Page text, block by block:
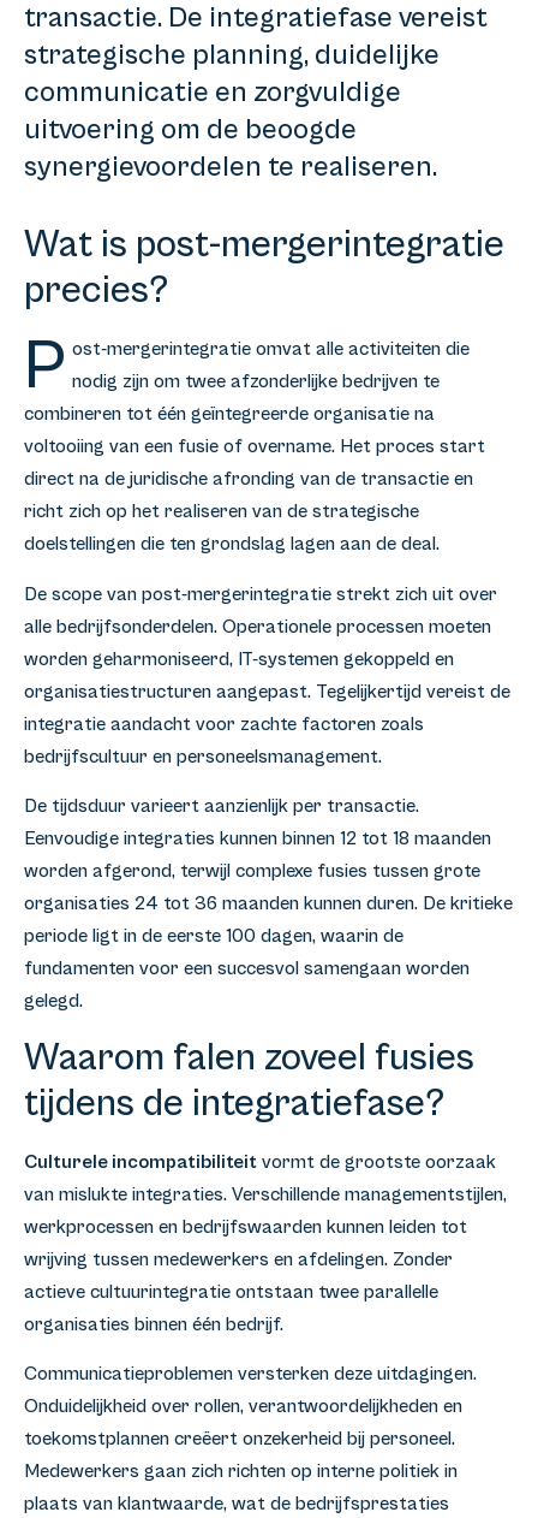
transactie. De integratiefase vereist
strategische planning, duidelijke
communicatie en zorgvuldige
uitvoering om de beoogde
synergievoordelen te realiseren.
Wat is post-mergerintegratie
precies?
P ost-mergerintegratie omvat alle activiteiten die
nodig zijn om twee afzonderlijke bedrijven te
combineren tot één geïntegreerde organisatie na
voltooiing van een fusie of overname. Het proces start
direct na de juridische afronding van de transactie en
richt zich op het realiseren van de strategische
doelstellingen die ten grondslag lagen aan de deal.
De scope van post-mergerintegratie strekt zich uit over
alle bedrijfsonderdelen. Operationele processen moeten
worden geharmoniseerd, IT-systemen gekoppeld en
organisatiestructuren aangepast. Tegelijkertijd vereist de
integratie aandacht voor zachte factoren zoals
bedrijfscultuur en personeelsmanagement.
De tijdsduur varieert aanzienlijk per transactie.
Eenvoudige integraties kunnen binnen 12 tot 18 maanden
worden afgerond, terwijl complexe fusies tussen grote
organisaties 24 tot 36 maanden kunnen duren. De kritieke
periode ligt in de eerste 100 dagen, waarin de
fundamenten voor een succesvol samengaan worden
gelegd.
Waarom falen zoveel fusies
tijdens de integratiefase?
Culturele incompatibiliteit vormt de grootste oorzaak
van mislukte integraties. Verschillende managementstijlen,
werkprocessen en bedrijfswaarden kunnen leiden tot
wrijving tussen medewerkers en afdelingen. Zonder
actieve cultuurintegratie ontstaan twee parallelle
organisaties binnen één bedrijf.
Communicatieproblemen versterken deze uitdagingen.
Onduidelijkheid over rollen, verantwoordelijkheden en
toekomstplannen creëert onzekerheid bij personeel.
Medewerkers gaan zich richten op interne politiek in
plaats van klantwaarde, wat de bedrijfsprestaties